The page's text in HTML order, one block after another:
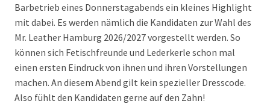
Barbetrieb eines Donnerstagabends ein kleines Highlight
mit dabei. Es werden nämlich die Kandidaten zur Wahl des
Mr. Leather Hamburg 2026/2027 vorgestellt werden. So
können sich Fetischfreunde und Lederkerle schon mal
einen ersten Eindruck von ihnen und ihren Vorstellungen
machen. An diesem Abend gilt kein spezieller Dresscode.
Also fühlt den Kandidaten gerne auf den Zahn!